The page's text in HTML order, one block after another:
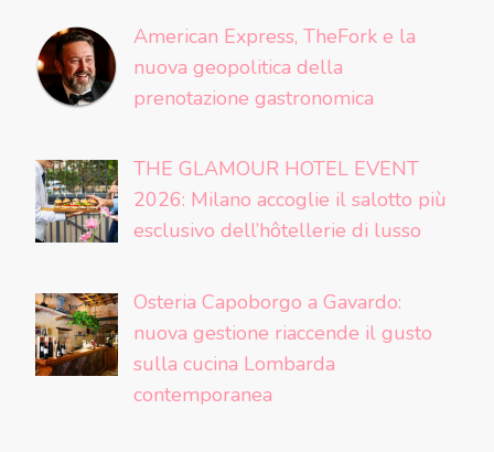
American Express, TheFork e la
nuova geopolitica della
prenotazione gastronomica
THE GLAMOUR HOTEL EVENT
2026: Milano accoglie il salotto più
esclusivo dell’hôtellerie di lusso
Osteria Capoborgo a Gavardo:
nuova gestione riaccende il gusto
sulla cucina Lombarda
contemporanea